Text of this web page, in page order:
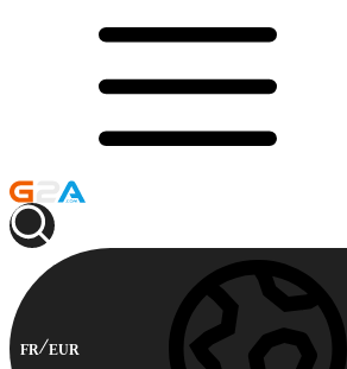
FR EUR